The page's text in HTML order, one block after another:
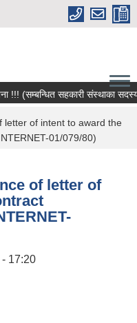
(सम्बन्धित सहकारी संस्थाका सदस्य,
of intent to award the
01/079/80)
of letter of
17:20